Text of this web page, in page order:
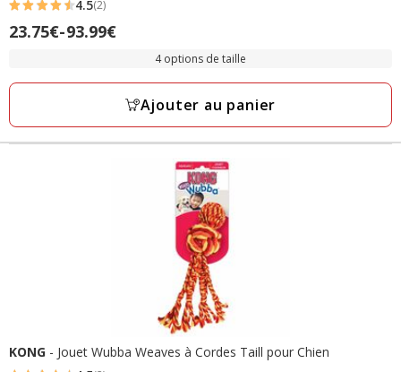
4.5
étoiles
2
4.5(2)
Prix
à
93.99€
23.75€-93.99€
4 options de taille
Ajouter au panier
KONG - Jouet Wubba Weaves à Cordes Taill pour Chien